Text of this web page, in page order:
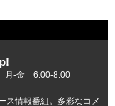
月-金 6:00-8:00
ス情報番組。多彩なコメ